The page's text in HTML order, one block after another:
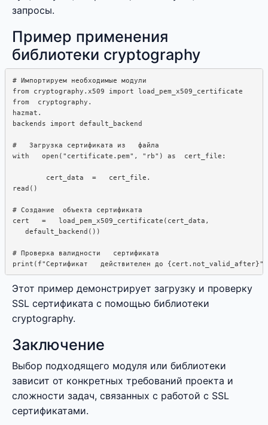
запросы.
Пример применения
библиотеки cryptography
# Импортируем необходимые модули
from cryptography.x509 import load_pem_x509_certificate
from  cryptography.
hazmat.
backends import default_backend
#   Загрузка сертификата из   файла
with   open("certificate.pem", "rb") as  cert_file:
        cert_data  =   cert_file.
read()
# Создание  объекта сертификата
cert   =   load_pem_x509_certificate(cert_data,
   default_backend())
# Проверка валидности   сертификата
Этот пример демонстрирует загрузку и проверку
SSL сертификата с помощью библиотеки
cryptography.
Заключение
Выбор подходящего модуля или библиотеки
зависит от конкретных требований проекта и
сложности задач, связанных с работой с SSL
сертификатами.